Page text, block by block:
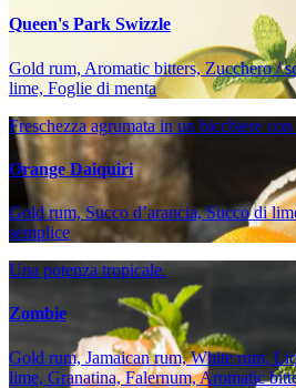
Queen's Park Swizzle
Gold rum, Aromatic bitters, Zucchero /
lime, Foglie di menta
Freschezza agrumata in un bicchiere
Orange Daiquiri
Gold rum, Succo d’arancia, Succo di
semplice
Una potenza tropicale.
Zombie
Gold rum, Jamaican rum, White rum,
lime, Granatina, Falernum, Aromatic